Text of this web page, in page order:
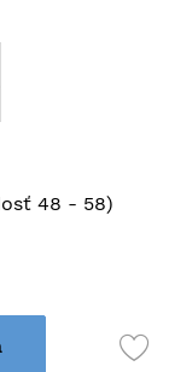
48 - 58)